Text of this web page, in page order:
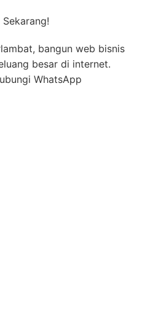
Sekarang!
bangun web bisnis
besar di internet.
WhatsApp